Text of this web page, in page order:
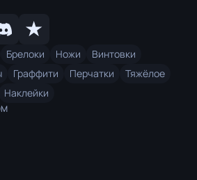
Брелоки Ножи
Винтовки
Граффити Перчатки
Тяжёлое
Наклейки